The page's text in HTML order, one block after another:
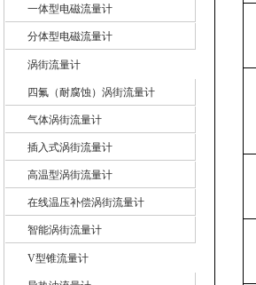
一体型电磁流量计
分体型电磁流量计
涡街流量计
四氟（耐腐蚀）涡街流量计
气体涡街流量计
插入式涡街流量计
高温型涡街流量计
在线温压补偿涡街流量计
智能涡街流量计
V型锥流量计